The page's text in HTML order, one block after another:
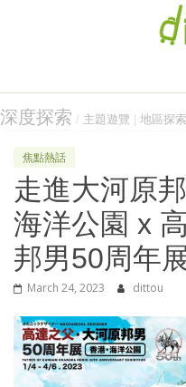
深度探索 / 主題遊覽 地區探索
焦點熱話
走進大河原
海洋公園 x
邦男50周年展
March 24, 2023 dittou